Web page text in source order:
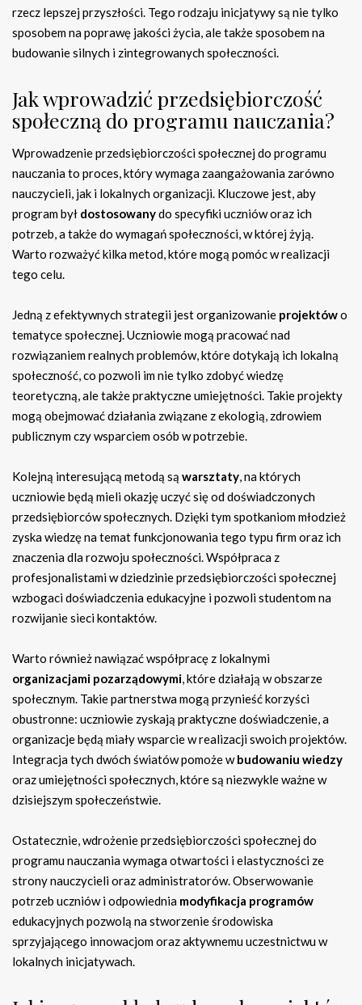
rzecz lepszej przyszłości. Tego rodzaju inicjatywy są nie tylko
sposobem na poprawę jakości życia, ale także sposobem na
budowanie silnych i zintegrowanych społeczności.
Jak wprowadzić przedsiębiorczość
społeczną do programu nauczania?
Wprowadzenie przedsiębiorczości społecznej do programu
nauczania to proces, który wymaga zaangażowania zarówno
nauczycieli, jak i lokalnych organizacji. Kluczowe jest, aby
program był dostosowanydo specyfiki uczniów oraz ich
potrzeb, a także do wymagań społeczności, w której żyją.
Warto rozważyć kilka metod, które mogą pomóc w realizacji
tego celu.
Jedną z efektywnych strategii jest organizowanie projektówo
tematyce społecznej. Uczniowie mogą pracować nad
rozwiązaniem realnych problemów, które dotykają ich lokalną
społeczność, co pozwoli im nie tylko zdobyć wiedzę
teoretyczną, ale także praktyczne umiejętności. Takie projekty
mogą obejmować działania związane z ekologią, zdrowiem
publicznym czy wsparciem osób w potrzebie.
Kolejną interesującą metodą są warsztaty, na których
uczniowie będą mieli okazję uczyć się od doświadczonych
przedsiębiorców społecznych. Dzięki tym spotkaniom młodzież
zyska wiedzę na temat funkcjonowania tego typu firm oraz ich
znaczenia dla rozwoju społeczności. Współpraca z
profesjonalistami w dziedzinie przedsiębiorczości społecznej
wzbogaci doświadczenia edukacyjne i pozwoli studentom na
rozwijanie sieci kontaktów.
Warto również nawiązać współpracę z lokalnymi
organizacjami pozarządowymi, które działają w obszarze
społecznym. Takie partnerstwa mogą przynieść korzyści
obustronne: uczniowie zyskają praktyczne doświadczenie, a
organizacje będą miały wsparcie w realizacji swoich projektów.
Integracja tych dwóch światów pomoże wbudowaniu wiedzy
oraz umiejętności społecznych, które są niezwykle ważne w
dzisiejszym społeczeństwie.
Ostatecznie, wdrożenie przedsiębiorczości społecznej do
programu nauczania wymaga otwartości i elastyczności ze
strony nauczycieli oraz administratorów. Obserwowanie
potrzeb uczniów i odpowiednia modyfikacja programów
edukacyjnych pozwolą na stworzenie środowiska
sprzyjającego innowacjom oraz aktywnemu uczestnictwu w
lokalnych inicjatywach.